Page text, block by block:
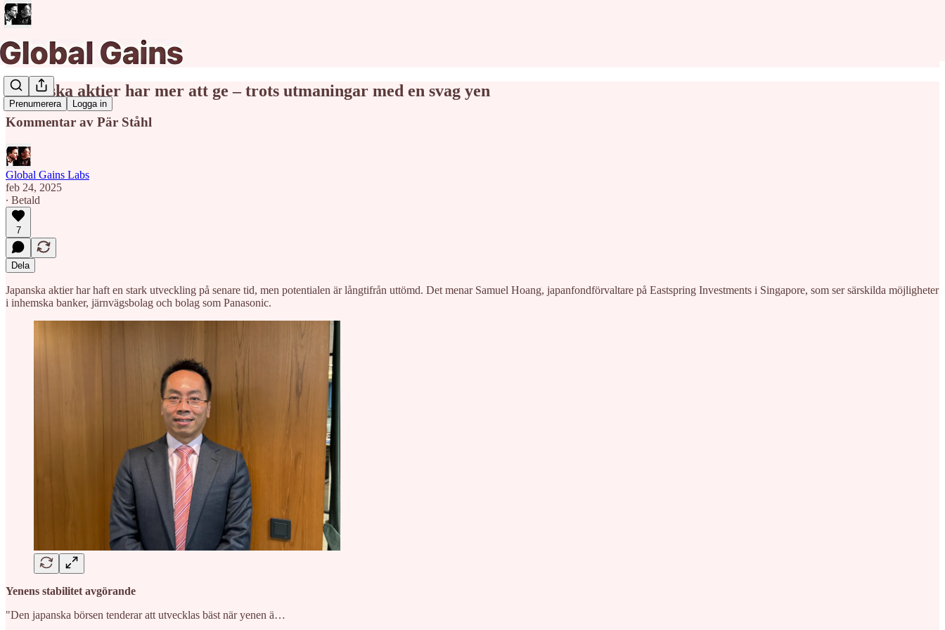
Prenumerera Logga in
Japanska aktier har mer att ge – trots utmaningar med en svag yen
Kommentar av Pär Ståhl
Global Gains Labs
feb 24, 2025
∙ Betald
7
Dela
Japanska aktier har haft en stark utveckling på senare tid, men potentialen är långtifrån uttömd. Det menar Samuel Hoang, japanfondförvaltare på Eastspring Investments i Singapore, som ser särskilda möjligheter
i inhemska banker, järnvägsbolag och bolag som Panasonic.
Yenens stabilitet avgörande
"Den japanska börsen tenderar att utvecklas bäst när yenen ä…